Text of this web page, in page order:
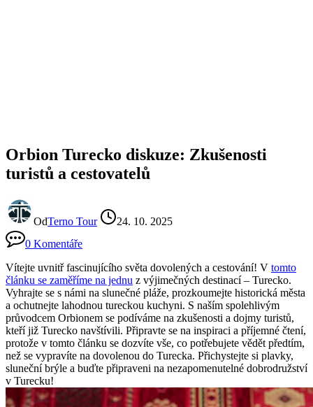
Orbion Turecko diskuze: Zkušenosti
turistů a cestovatelů
OdTerno Tour
24. 10. 2025
0 Komentáře
Vítejte uvnitř fascinujícího světa dovolených a cestování! V tomto
článku se zaměříme na jednu z výjimečných destinací – Turecko.
Vyhrajte se s námi na slunečné pláže, prozkoumejte historická města
a ochutnejte lahodnou tureckou kuchyni. S naším spolehlivým
průvodcem Orbionem se podíváme na zkušenosti a dojmy turistů,
kteří již Turecko navštívili. Připravte se na inspiraci a příjemné čtení,
protože v tomto článku se dozvíte vše, co potřebujete vědět předtím,
než se vypravíte na dovolenou do Turecka. Přichystejte si plavky,
sluneční brýle a buďte připraveni na nezapomenutelné dobrodružství
v Turecku!